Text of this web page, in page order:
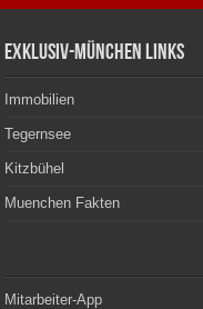
Exklusiv-München Links
Immobilien
Tegernsee
Kitzbühel
Muenchen Fakten
Mitarbeiter-App